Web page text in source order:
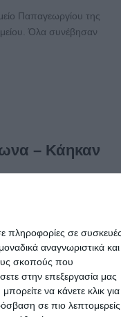
πληροφορίες σε συσκευές,
αναγνωριστικά και
σκοπούς που
στην επεξεργασία μας
να κάνετε κλικ για
σε πιο λεπτομερείς
Παπαγεωργίου της
Όλα συνέβησαν
– Κάηκαν
στα Πετράλωνα,